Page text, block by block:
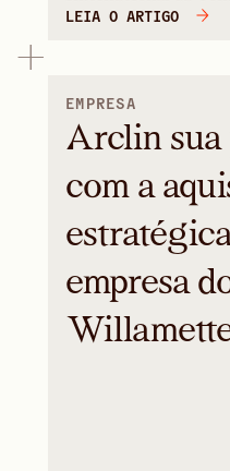
LEIA O ARTIGO
EMPRESA
Arclin sua
com a
empresa